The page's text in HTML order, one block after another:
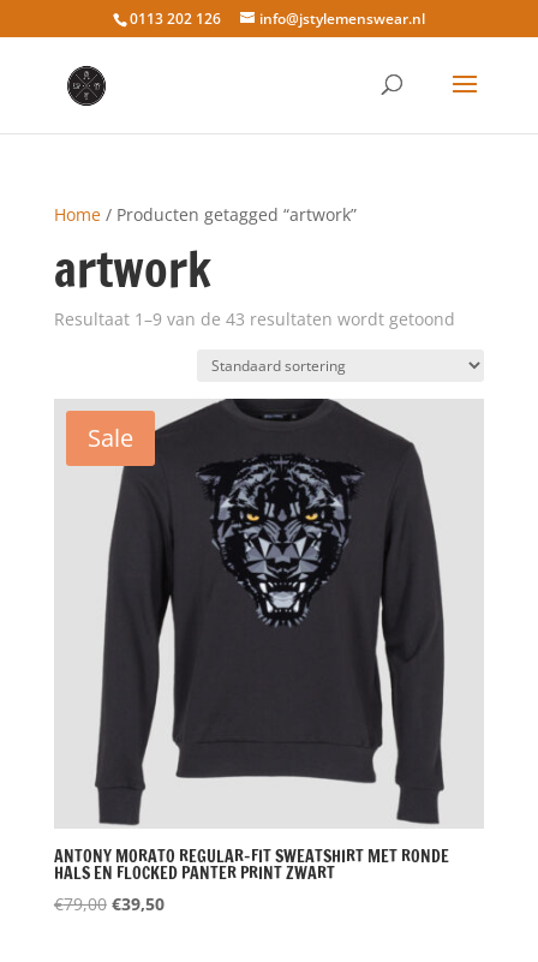
0113 202 126 info@jstylemenswear.nl
Home/ Producten getagged “artwork”
artwork
Resultaat 1–9 van de 43 resultaten wordt getoond
Sale
ANTONY MORATO REGULAR-FIT SWEATSHIRT MET RONDE
HALS EN FLOCKED PANTER PRINT ZWART
€79,00 Oorspronkelijke
€39,50Huidige